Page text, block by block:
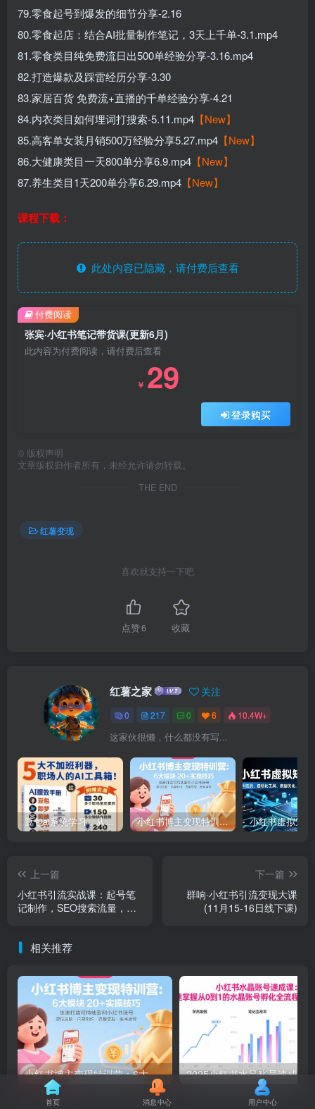
79.零食起号到爆发的细节分享-2.16
80.零食起店：结合AI批量制作笔记，3天上千单-3.1.mp4
81.零食类目纯免费流日出500单经验分享-3.16.mp4
82.打造爆款及踩雷经历分享-3.30
83.家居百货 免费流+直播的千单经验分享-4.21
84.内衣类目如何埋词打搜索-5.11.mp4 【New】
85.高客单女装月销500万经验分享5.27.mp4 【New】
86.大健康类目一天800单分享6.9.mp4 【New】
87.养生类目1天200单分享6.29.mp4 【New】
课程下载：
此处内容已隐藏，请付费后查看
张宾·小红书笔记带货课(更新6月)
此内容为付费阅读，请付费后查看
￥ 29
登录购买
付费阅读
© 版权声明
文章版权归作者所有，未经允许请勿转载。
THE END
红薯变现
喜欢就支持一下吧
点赞6 收藏
红薯之家 关注
0 217 0 6 10.4W+
这家伙很懒，什么都没有写...
豆包ai系统学习，从小白到高手系列 小红书博主变现特训营：6大模块20+实操技巧 快速打造可持续盈利小红书账号
上一篇
小红书引流实战课：起号笔
记制作，SEO搜索流量，低
下一篇
群响·小红书引流变现大课
(11月15-16日线下课)
相关推荐
小红书博主变现特训营：6大模块20+实操技巧 快速打造可持续盈利小红书账号
首页 消息中心 用户中心